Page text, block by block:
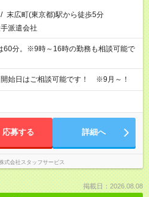
/ 末広町(東京都)駅から徒歩5分
派遣会社
分。※9時～16時の勤務も相談可能で
始日はご相談可能です！ ※9月～！
応募する 詳細へ
式会社スタッフサービス
掲載日：2026.08.08